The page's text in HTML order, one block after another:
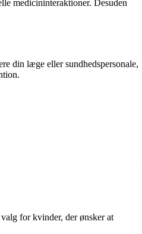
medicininteraktioner. Desuden
din læge eller sundhedspersonale,
for kvinder, der ønsker at